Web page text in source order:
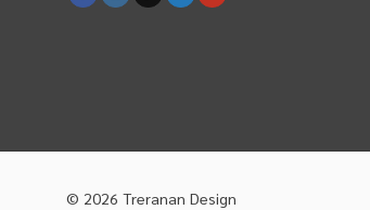
© 2026 Treranan Design